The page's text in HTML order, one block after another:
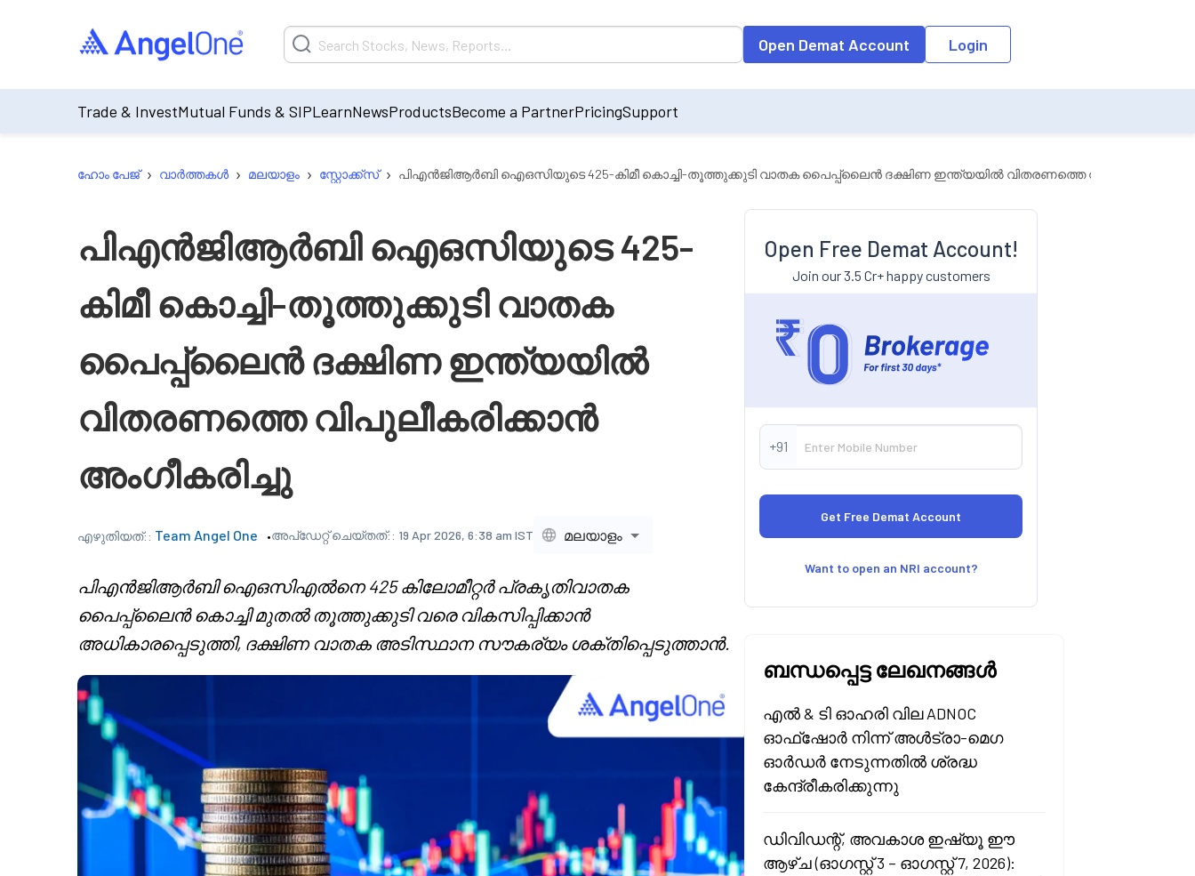
Open Demat Account Login
Trade & InvestMutual Funds & SIPLearnNewsProductsBecome a PartnerPricingSupport
ഹോം പേജ് › വാർത്തകൾ › മലയാളം › സ്റ്റോക്ക്‌സ് › പി‌എൻ‌ജി‌ആർ‌ബി ഐ‌ഒ‌സിയുടെ 425-കിമീ കൊച്ചി-തൂത്തുക്കുടി വാതക പൈപ്പ്‌ലൈൻ ദക്ഷിണ ഇന്ത്യയിൽ വിതരണത്തെ വിപുലീകരിക്കാൻ
പി‌എൻ‌ജി‌ആർ‌ബി ഐ‌ഒ‌സിയുടെ 425-
കിമീ കൊച്ചി-തൂത്തുക്കുടി വാതക
പൈപ്പ്‌ലൈൻ ദക്ഷിണ ഇന്ത്യയിൽ
വിതരണത്തെ വിപുലീകരിക്കാൻ
അംഗീകരിച്ചു
എഴുതിയത്:: Team Angel One അപ്‌ഡേറ്റ് ചെയ്തത്:: 19 Apr 2026, 6:38 am IST മലയാളം
പി‌എൻ‌ജിആർബി ഐ‌ഒ‌സിഎൽ‌നെ 425 കിലോമീറ്റർ പ്രകൃതിവാതക
പൈപ്പ്‌ലൈൻ കൊച്ചി മുതൽ തൂത്തുക്കുടി വരെ വികസിപ്പിക്കാൻ
അധികാരപ്പെടുത്തി, ദക്ഷിണ വാതക അടിസ്ഥാന സൗകര്യം ശക്തിപ്പെടുത്താൻ.
Open Free Demat Account!
Join our 3.5 Cr+ happy customers
+91
Want to open an NRI account?
ബന്ധപ്പെട്ട ലേഖനങ്ങൾ
എൽ & ടി ഓഹരി വില ADNOC
ഓഫ്‌ഷോർ നിന്ന് അൾട്രാ-മെഗ
ഓർഡർ നേടുന്നതിൽ ശ്രദ്ധ
കേന്ദ്രീകരിക്കുന്നു
ഡിവിഡന്റ്, അവകാശ ഇഷ്യൂ ഈ
ആഴ്ച (ഓഗസ്റ്റ് 3 – ഓഗസ്റ്റ് 7, 2026):